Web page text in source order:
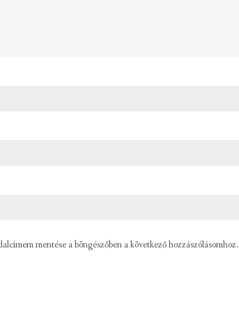
mentése a böngészőben a következő hozzászólásomhoz.